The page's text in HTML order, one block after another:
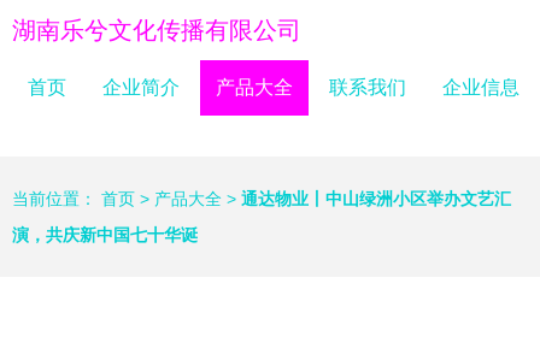
湖南乐兮文化传播有限公司
首页 企业简介 产品大全 联系我们 企业信息
当前位置： 首页 > 产品大全 > 通达物业丨中山绿洲小区举办文艺汇
演，共庆新中国七十华诞